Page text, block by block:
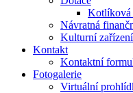
Kotlíková
Návratná
Kulturní zařízení
Kontakt
Kontaktní
Fotogalerie
Virtuální